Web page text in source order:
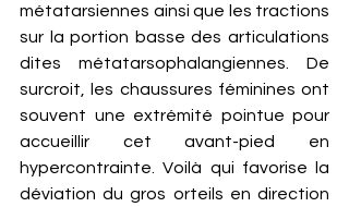
métatarsiennes ainsi que les tractions
sur la portion basse des articulations
dites métatarsophalangiennes. De
surcroit, les chaussures féminines ont
souvent une extrémité pointue pour
accueillir cet avant-pied en
hypercontrainte. Voilà qui favorise la
déviation du gros orteils en direction